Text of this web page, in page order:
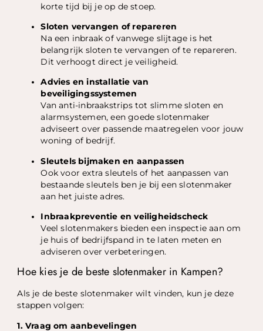
korte tijd bij je op de stoep.
Sloten vervangen of repareren
Na een inbraak of vanwege slijtage is het
belangrijk sloten te vervangen of te repareren.
Dit verhoogt direct je veiligheid.
Advies en installatie van
beveiligingssystemen
Van anti-inbraakstrips tot slimme sloten en
alarmsystemen, een goede slotenmaker
adviseert over passende maatregelen voor jouw
woning of bedrijf.
Sleutels bijmaken en aanpassen
Ook voor extra sleutels of het aanpassen van
bestaande sleutels ben je bij een slotenmaker
aan het juiste adres.
Inbraakpreventie en veiligheidscheck
Veel slotenmakers bieden een inspectie aan om
je huis of bedrijfspand in te laten meten en
adviseren over verbeteringen.
Hoe kies je de beste slotenmaker in Kampen?
Als je de beste slotenmaker wilt vinden, kun je deze
stappen volgen:
1. Vraag om aanbevelingen